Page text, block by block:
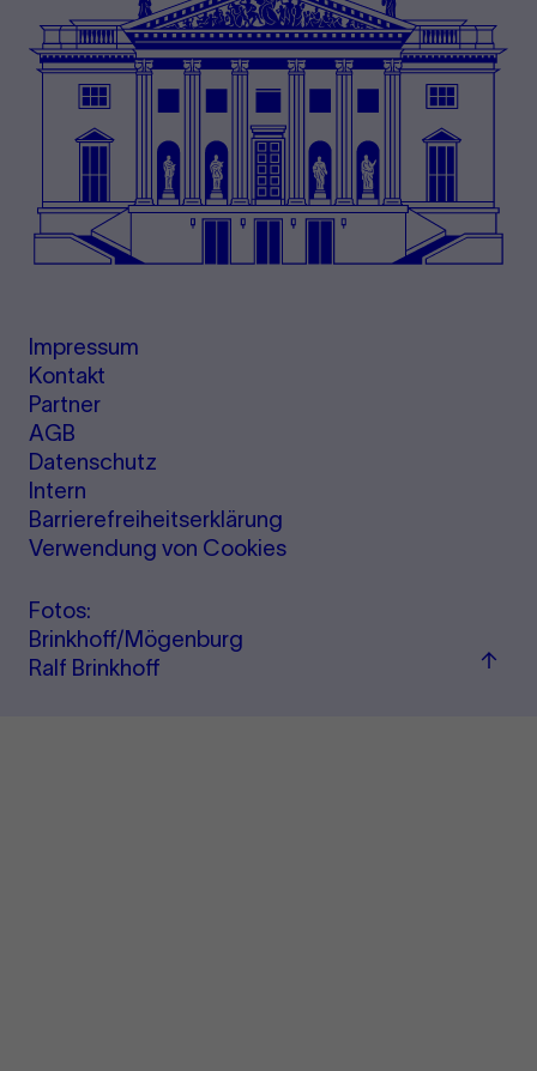
Impressum
Kontakt
Partner
AGB
Datenschutz
Intern
Barrierefreiheitserklärung
Verwendung von Cookies
Fotos:
Brinkhoff/Mögenburg
Ralf Brinkhoff
Zu